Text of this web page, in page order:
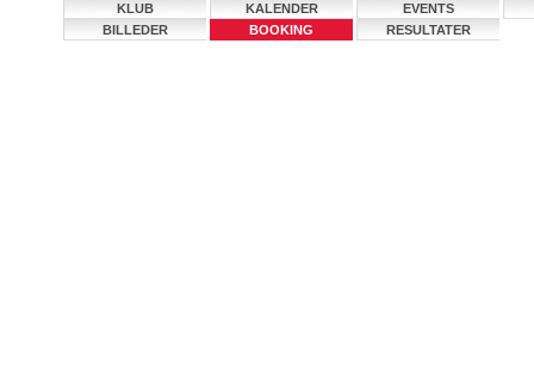
KLUB KALENDER
EVENTS
BILLEDER
BOOKING RESULTATER